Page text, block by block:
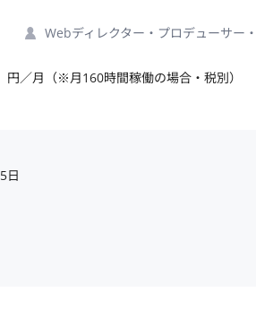
Webディレクター・プロデューサー
円／月（※月160時間稼働の場合・税別）
5日